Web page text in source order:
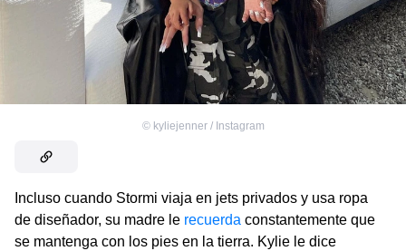
© kyliejenner / Instagram
Incluso cuando Stormi viaja en jets privados y usa ropa
de diseñador, su madre le recuerda constantemente que
se mantenga con los pies en la tierra. Kylie le dice